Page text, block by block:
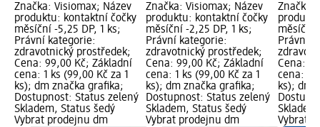
Značka: Visiomax; Název
produktu: kontaktní čočky
měsíční -5,25 DP, 1 ks;
Právní kategorie:
zdravotnický prostředek;
Cena: 99,00 Kč; Základní
cena: 1 ks (99,00 Kč za 1
ks); dm značka grafika;
Dostupnost: Status zelený
Skladem, Status šedý
Vybrat prodejnu dm
Značka: Visiomax; Název
produktu: kontaktní čočky
měsíční -2,25 DP, 1 ks;
Právní kategorie:
zdravotnický prostředek;
Cena: 99,00 Kč; Základní
cena: 1 ks (99,00 Kč za 1
ks); dm značka grafika;
Dostupnost: Status zelený
Skladem, Status šedý
Vybrat prodejnu dm
Značka:
měsíční
Právní
Cena:
cena: 1
ks); dm
Vybrat